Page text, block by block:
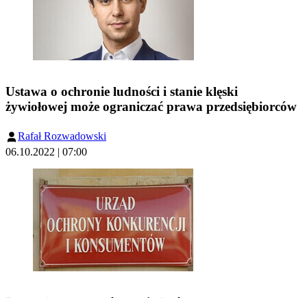
Ustawa o ochronie ludności i stanie klęski
żywiołowej może ograniczać prawa przedsiębiorców
Rafał Rozwadowski
06.10.2022 | 07:00